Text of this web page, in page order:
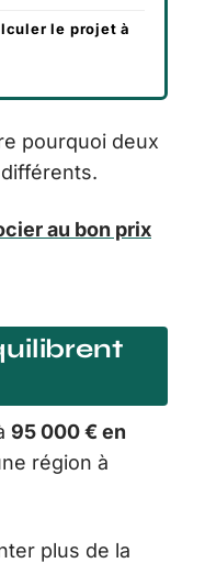
le projet à
pourquoi deux
au bon prix
95 000 € en
région à
plus de la